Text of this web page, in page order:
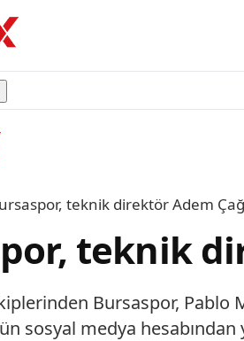
teknik direktör Adem
teknik
Bursaspor,
sosyal medya